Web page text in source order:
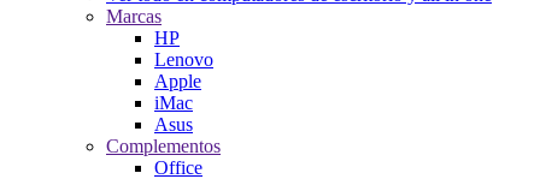
Marcas
HP
Lenovo
Apple
iMac
Asus
Complementos
Office